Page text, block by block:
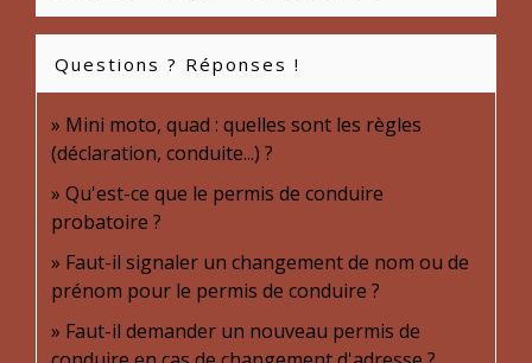
Questions ? Réponses !
Mini moto, quad : quelles sont les règles
(déclaration, conduite...) ?
Qu'est-ce que le permis de conduire
probatoire ?
Faut-il signaler un changement de nom ou de
prénom pour le permis de conduire ?
Faut-il demander un nouveau permis de